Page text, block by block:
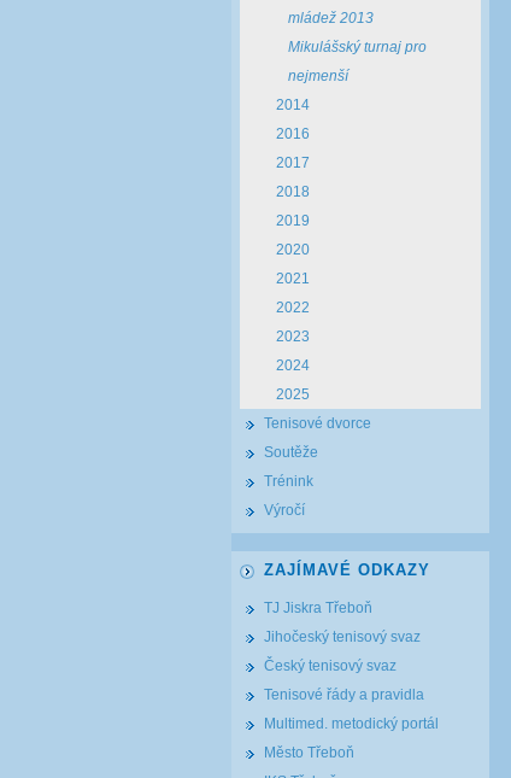
mládež 2013
Mikulášský turnaj pro
nejmenší
2014
2016
2017
2018
2019
2020
2021
2022
2023
2024
2025
Tenisové dvorce
Soutěže
Trénink
Výročí
ZAJÍMAVÉ ODKAZY
TJ Jiskra Třeboň
Jihočeský tenisový svaz
Český tenisový svaz
Tenisové řády a pravidla
Multimed. metodický portál
Město Třeboň